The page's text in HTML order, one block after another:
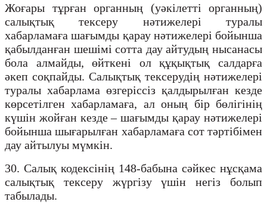
Жоғары тұрған органның (уәкілетті органның)
салықтық тексеру нәтижелері туралы
хабарламаға шағымды қарау нәтижелері бойынша
қабылданған шешімі сотта дау айтудың нысанасы
бола алмайды, өйткені ол құқықтық салдарға
әкеп соқпайды. Салықтық тексерудің нәтижелері
туралы хабарлама өзгеріссіз қалдырылған кезде
көрсетілген хабарламаға, ал оның бір бөлігінің
күшін жойған кезде – шағымды қарау нәтижелері
бойынша шығарылған хабарламаға сот тәртібімен
дау айтылуы мүмкін.
30. Салық кодексінің 148-бабына сәйкес нұсқама
салықтық тексеру жүргізу үшін негіз болып
табылады.